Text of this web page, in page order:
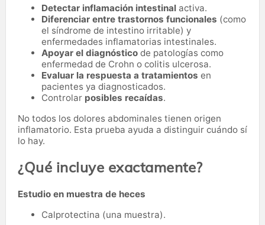
Detectar inflamación intestinal activa.
Diferenciar entre trastornos funcionales (como
el síndrome de intestino irritable) y
enfermedades inflamatorias intestinales.
Apoyar el diagnóstico de patologías como
enfermedad de Crohn o colitis ulcerosa.
Evaluar la respuesta a tratamientos en
pacientes ya diagnosticados.
Controlar posibles recaídas.
No todos los dolores abdominales tienen origen
inflamatorio. Esta prueba ayuda a distinguir cuándo sí
lo hay.
¿Qué incluye exactamente?
Estudio en muestra de heces
Calprotectina (una muestra).